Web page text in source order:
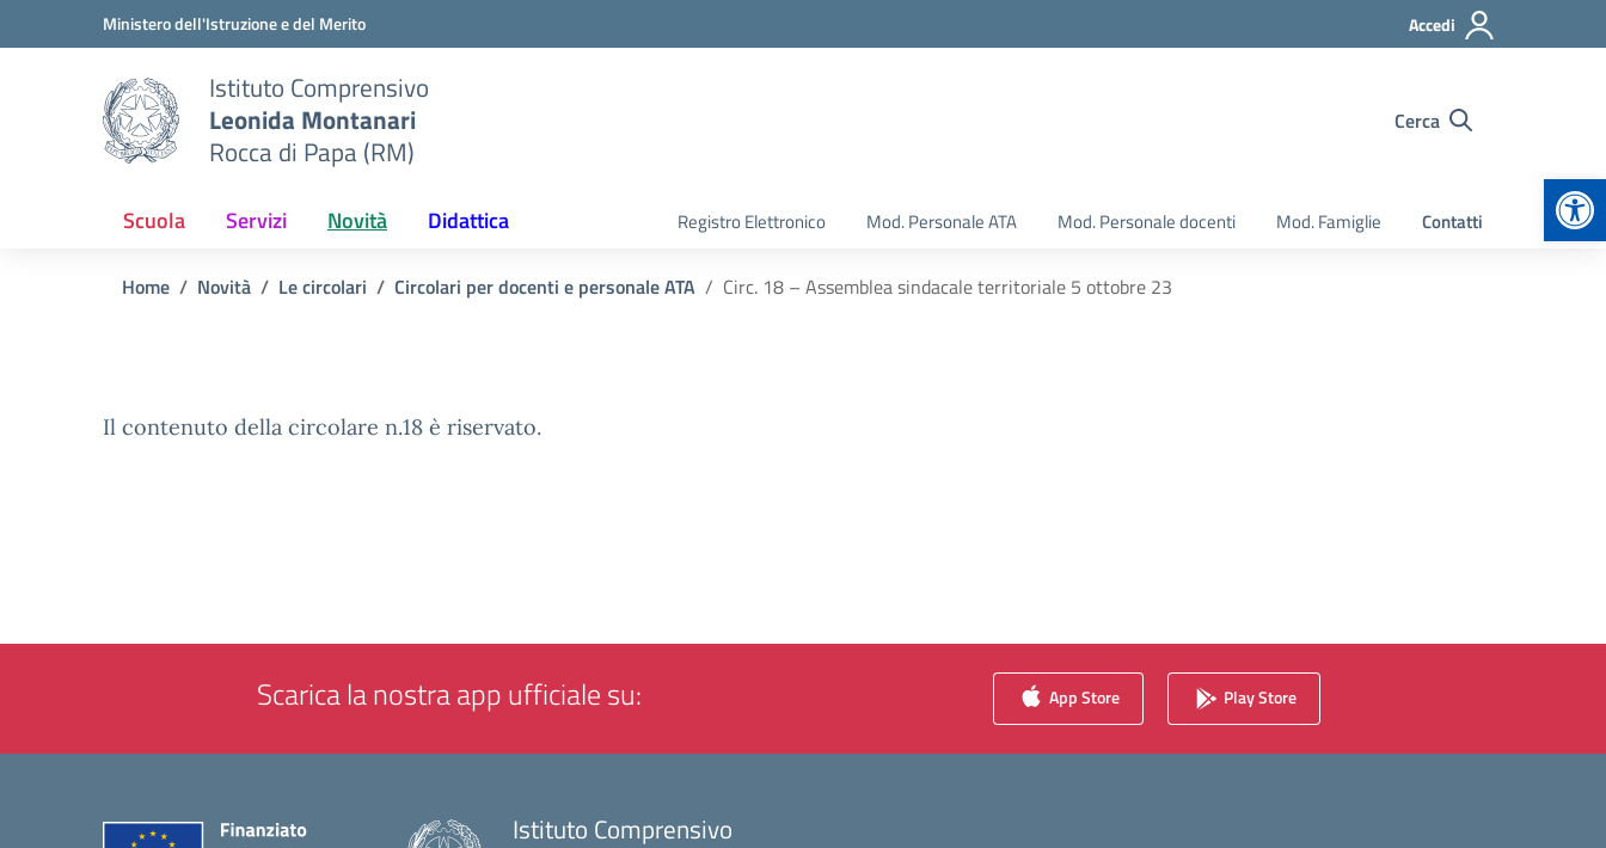
Vai ai contenuti
Vai al menu di navigazioneMinistero dell'Istruzione e del Merito Accedi
Istituto Comprensivo
Leonida Montanari
Rocca di Papa (RM)
Cerca
Scuola Servizi Novità Didattica Registro Elettronico Mod. Personale ATA Mod. Personale docenti Mod. Famiglie Contatti
Home Novità Le circolari Circolari per docenti e personale ATA Circ. 18 – Assemblea sindacale territoriale 5 ottobre 23
Il contenuto della circolare n.18 è riservato.
Scarica la nostra app ufficiale su: App Store Play Store
Istituto Comprensivo